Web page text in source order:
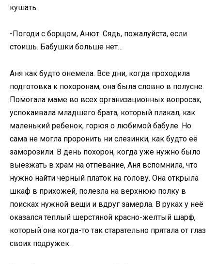
кушать.
-Погоди с борщом, Анют. Сядь, пожалуйста, если
стоишь. Бабушки больше нет…
Аня как будто онемела. Все дни, когда проходила
подготовка к похоронам, она была словно в полусне.
Помогала маме во всех организационных вопросах,
успокаивала младшего брата, который плакал, как
маленький ребенок, горюя о любимой бабуле. Но
сама не могла проронить ни слезинки, как будто её
заморозили. В день похорон, когда уже нужно было
выезжать в храм на отпевание, Аня вспомнила, что
нужно найти черный платок на голову. Она открыла
шкаф в прихожей, полезла на верхнюю полку в
поисках нужной вещи и вдруг замерла. В руках у неё
оказался теплый шерстяной красно-желтый шарф,
который она когда-то так старательно прятала от глаз
своих подружек.